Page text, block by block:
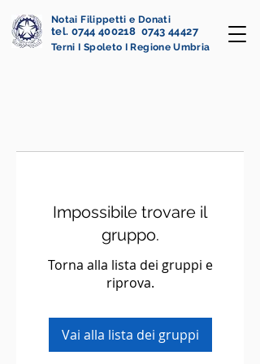
Notai Filippetti e Donati
tel. 0744 400218 0743 44427
Terni I Spoleto I Regione Umbria
Impossibile trovare il
gruppo.
Torna alla lista dei gruppi e
riprova.
Vai alla lista dei gruppi